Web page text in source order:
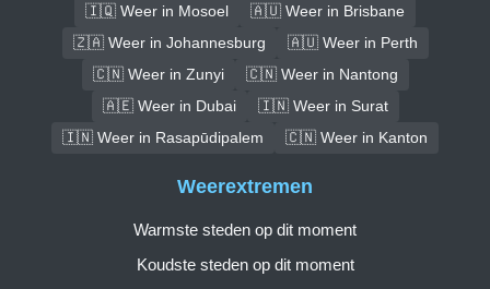
🇮🇶 Weer in Mosoel
🇦🇺 Weer in Brisbane
🇿🇦 Weer in Johannesburg
🇦🇺 Weer in Perth
🇨🇳 Weer in Zunyi
🇨🇳 Weer in Nantong
🇦🇪 Weer in Dubai
🇮🇳 Weer in Surat
🇮🇳 Weer in Rasapūdipalem
🇨🇳 Weer in Kanton
Weerextremen
Warmste steden op dit moment
Koudste steden op dit moment